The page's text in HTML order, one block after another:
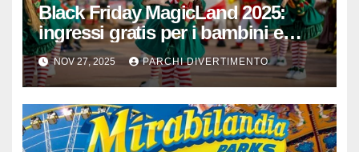
Black Friday MagicLand 2025:
ingressi gratis per i bambini e
sconti straordinari su Magic
Christmas
NOV 27, 2025 PARCHI DIVERTIMENTO